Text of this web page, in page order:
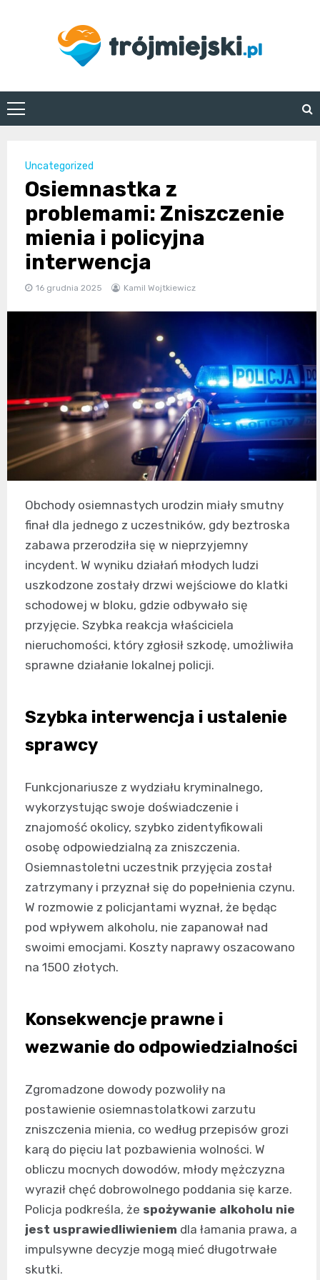
trojmiejski.pl
Uncategorized
Osiemnastka z
problemami: Zniszczenie
mienia i policyjna
interwencja
16 grudnia 2025 Kamil Wojtkiewicz
Obchody osiemnastych urodzin miały smutny
finał dla jednego z uczestników, gdy beztroska
zabawa przerodziła się w nieprzyjemny
incydent. W wyniku działań młodych ludzi
uszkodzone zostały drzwi wejściowe do klatki
schodowej w bloku, gdzie odbywało się
przyjęcie. Szybka reakcja właściciela
nieruchomości, który zgłosił szkodę, umożliwiła
sprawne działanie lokalnej policji.
Szybka interwencja i ustalenie
sprawcy
Funkcjonariusze z wydziału kryminalnego,
wykorzystując swoje doświadczenie i
znajomość okolicy, szybko zidentyfikowali
osobę odpowiedzialną za zniszczenia.
Osiemnastoletni uczestnik przyjęcia został
zatrzymany i przyznał się do popełnienia czynu.
W rozmowie z policjantami wyznał, że będąc
pod wpływem alkoholu, nie zapanował nad
swoimi emocjami. Koszty naprawy oszacowano
na 1500 złotych.
Konsekwencje prawne i
wezwanie do odpowiedzialności
Zgromadzone dowody pozwoliły na
postawienie osiemnastolatkowi zarzutu
zniszczenia mienia, co według przepisów grozi
karą do pięciu lat pozbawienia wolności. W
obliczu mocnych dowodów, młody mężczyzna
wyraził chęć dobrowolnego poddania się karze.
Policja podkreśla, że spożywanie alkoholu nie
jest usprawiedliwieniem dla łamania prawa, a
impulsywne decyzje mogą mieć długotrwałe
skutki.